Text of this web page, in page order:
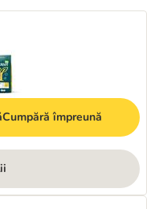
Cumpără împreună